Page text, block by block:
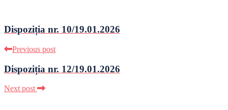
Dispoziția nr. 10/19.01.2026
Previous post
Dispoziția nr. 12/19.01.2026
Next post